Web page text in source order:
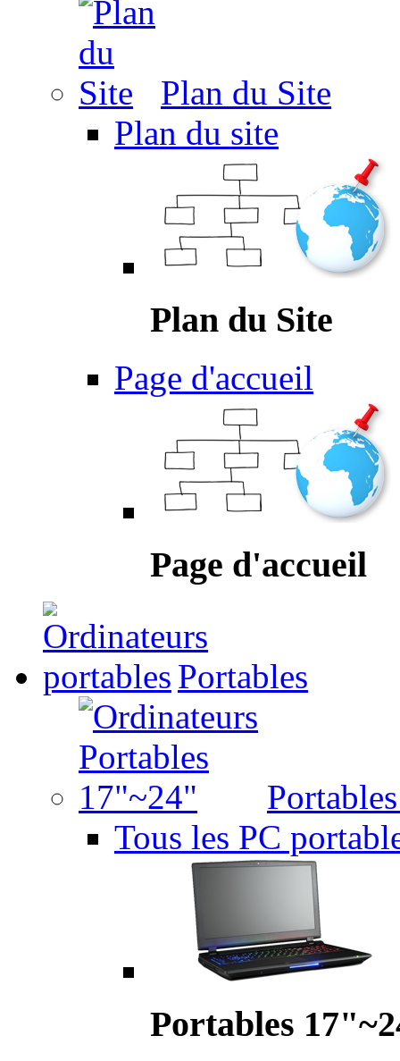
Plan du Site
Plan du site
Plan du Site
Page d'accueil
Page d'accueil
Portables
Tous les PC
Portables